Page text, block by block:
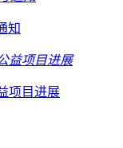
知
项目进展